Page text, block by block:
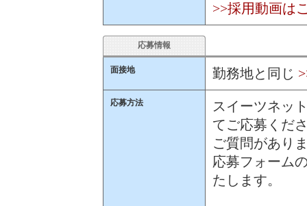
>>採用動画は
応募情報
面接地 勤務地と同じ
応募方法
スイーツネッ
てご応募くだ
ご質問があり
応募フォーム
たします。